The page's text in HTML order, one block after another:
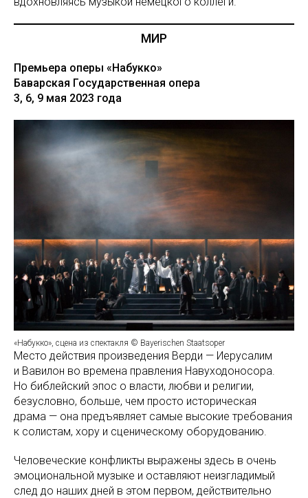
МИР
Премьера оперы «Набукко»
Баварская Государственная опера
3, 6, 9 мая 2023 года
«Набукко», сцена из спектакля © Bayerischen Staatsoper
Место действия произведения Верди — Иерусалим
и Вавилон во времена правления Навуходоносора.
Но библейский эпос о власти, любви и религии,
безусловно, больше, чем просто историческая
драма — она предъявляет самые высокие требования
к солистам, хору и сценическому оборудованию.
Человеческие конфликты выражены здесь в очень
эмоциональной музыке и оставляют неизгладимый
след до наших дней в этом первом, действительно